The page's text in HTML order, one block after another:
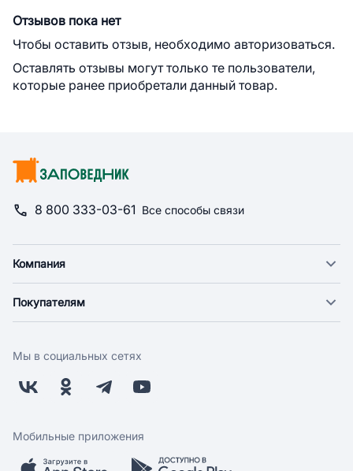
Отзывов пока нет
Чтобы оставить отзыв, необходимо авторизоваться.
Оставлять отзывы могут только те пользователи,
которые ранее приобретали данный товар.
8 800 333-03-61 Все способы связи
Компания
Новости
Поставщикам
Заводчикам
Обратная связь
Покупателям
Оплата
Бонусная программа
Скидки и акции
Мы в социальных сетях
Мобильные приложения